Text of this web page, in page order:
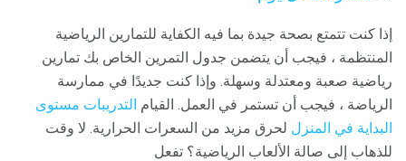
إذا كنت تتمتع بصحة جيدة بما فيه الكفاية للتمارين الرياضية
المنتظمة ، فيجب أن يتضمن جدول التمرين الخاص بك تمارين
رياضية صعبة ومعتدلة وسهلة. وإذا كنت جديدًا في ممارسة
الرياضة ، فيجب أن تستمر في العمل. القيام التدريبات مستوى
البداية في المنزل لحرق مزيد من السعرات الحرارية. لا وقت
للذهاب إلى صالة الألعاب الرياضية؟ تفعل